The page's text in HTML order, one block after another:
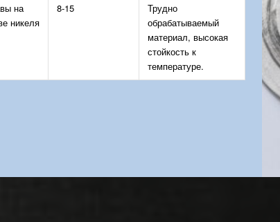
на
никеля
8-15
Трудно
обрабатываемый
материал, высокая
стойкость к
температуре.